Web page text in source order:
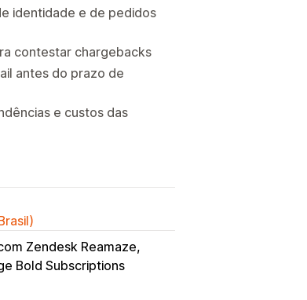
identidade e de pedidos
contestar chargebacks
antes do prazo de
e custos das
Zendesk Reamaze
Bold Subscriptions